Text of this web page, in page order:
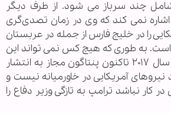
چند سرباز می شود. از طرف دیگر
اشاره نمی کند که وی در زمان تصدی‌گری
را در خلیج فارس از جمله در عربستان
به طوری که هیچ کس نمی تواند این
مورد را بررسی کند ، از سال ۲۰۱۷ تاکنون پنتاگون مجاز به انتشار
نیروهای آمریکایی در خاورمیانه نیست و
کار نباشد ترامپ به تازگی وزیر دفاع را